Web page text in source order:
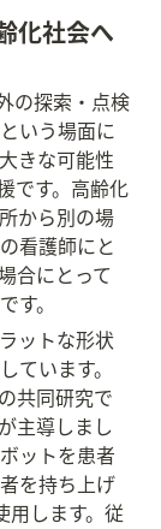
化社会へ
の探索・点検
いう場面に
きな可能性
です。高齢化
から別の場
看護師にと
合にとって
す。
ットな形状
ています。
共同研究で
主導しまし
ットを患者
を持ち上げ
します。従